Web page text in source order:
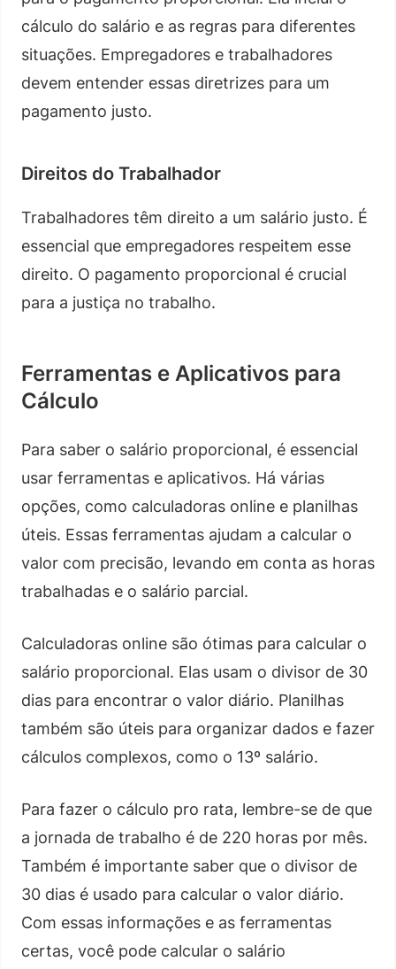
cálculo do salário e as regras para diferentes
situações. Empregadores e trabalhadores
devem entender essas diretrizes para um
pagamento justo.
Direitos do Trabalhador
Trabalhadores têm direito a um salário justo. É
essencial que empregadores respeitem esse
direito. O pagamento proporcional é crucial
para a justiça no trabalho.
Ferramentas e Aplicativos para
Cálculo
Para saber o salário proporcional, é essencial
usar ferramentas e aplicativos. Há várias
opções, como calculadoras online e planilhas
úteis. Essas ferramentas ajudam a calcular o
valor com precisão, levando em conta as horas
trabalhadas e o salário parcial.
Calculadoras online são ótimas para calcular o
salário proporcional. Elas usam o divisor de 30
dias para encontrar o valor diário. Planilhas
também são úteis para organizar dados e fazer
cálculos complexos, como o 13º salário.
Para fazer o cálculo pro rata, lembre-se de que
a jornada de trabalho é de 220 horas por mês.
Também é importante saber que o divisor de
30 dias é usado para calcular o valor diário.
Com essas informações e as ferramentas
certas, você pode calcular o salário